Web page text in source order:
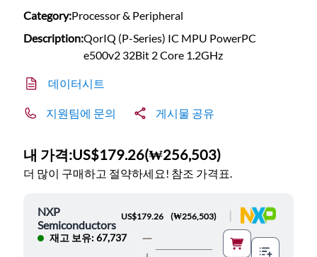
Category:Processor & Peripheral
Description:QorIQ (P-Series) IC MPU PowerPC
e500v2 32Bit 2 Core 1.2GHz
데이터시트
지원팀에 문의 게시물 공유
내 가격:US$179.26(₩256,503)
더 많이 구매하고 절약하세요! 참조 가격표.
NXP
Semiconductors
재고 보유: 67,737
US$179.26 (₩256,503) |